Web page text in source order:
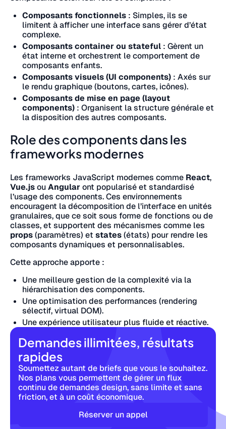
Composants fonctionnels : Simples, ils se
limitent à afficher une interface sans gérer d’état
complexe.
Composants container ou stateful : Gèrent un
état interne et orchestrent le comportement de
composants enfants.
Composants visuels (UI components) : Axés sur
le rendu graphique (boutons, cartes, icônes).
Composants de mise en page (layout
components) : Organisent la structure générale et
la disposition des autres composants.
Role des components dans les
frameworks modernes
Les frameworks JavaScript modernes comme React,
Vue.jsouAngularont popularisé et standardisé
l’usage des components. Ces environnements
encouragent la décomposition de l’interface en unités
granulaires, que ce soit sous forme de fonctions ou de
classes, et supportent des mécanismes comme les
props(paramètres) et states(états) pour rendre les
composants dynamiques et personnalisables.
Cette approche apporte :
Une meilleure gestion de la complexité via la
hiérarchisation des components.
Une optimisation des performances (rendering
sélectif, virtual DOM).
Une expérience utilisateur plus fluide et réactive.
Demandes illimitées, résultats
rapides
Soumettez autant de briefs que vous le souhaitez.
Nos plans vous permettent de gérer un flux
continu de demandes design, sans limite et sans
friction, et à un coût économique.
Réserver un appel